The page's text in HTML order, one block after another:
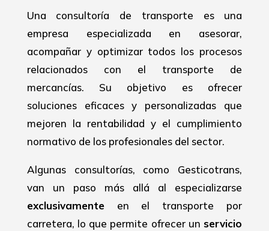
Una consultoría de transporte es una
empresa especializada en asesorar,
acompañar y optimizar todos los procesos
relacionados con el transporte de
mercancías. Su objetivo es ofrecer
soluciones eficaces y personalizadas que
mejoren la rentabilidad y el cumplimiento
normativo de los profesionales del sector.
Algunas consultorías, como Gesticotrans,
van un paso más allá al especializarse
exclusivamenteen el transporte por
carretera, lo que permite ofrecer unservicio